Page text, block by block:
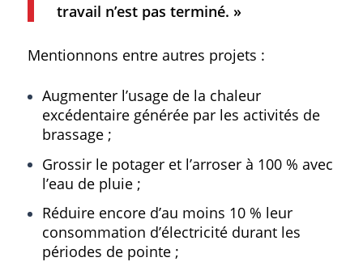
travail n’est pas terminé. »
Mentionnons entre autres projets :
Augmenter l’usage de la chaleur
excédentaire générée par les activités de
brassage ;
Grossir le potager et l’arroser à 100 % avec
l’eau de pluie ;
Réduire encore d’au moins 10 % leur
consommation d’électricité durant les
périodes de pointe ;